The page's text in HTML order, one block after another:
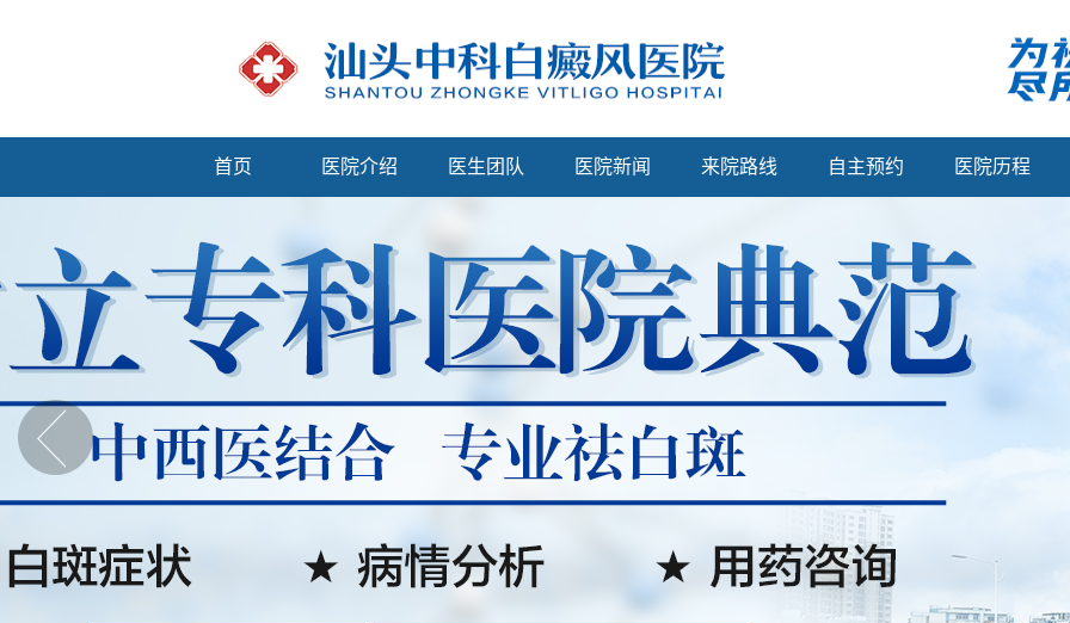
首页 医院介绍 医生团队 医院新闻 来院路线 自主预约 医院历程